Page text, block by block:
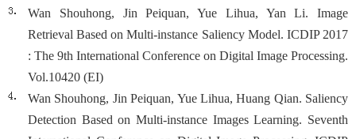
Wan Shouhong, Jin Peiquan, Yue Lihua, Yan Li. Image
Retrieval Based on Multi-instance Saliency Model. ICDIP 2017
: The 9th International Conference on Digital Image Processing.
Vol.10420 (EI)
Wan Shouhong, Jin Peiquan, Yue Lihua, Huang Qian. Saliency
Detection Based on Multi-instance Images Learning. Seventh